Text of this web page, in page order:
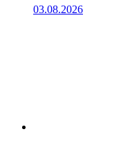
03.08.2026